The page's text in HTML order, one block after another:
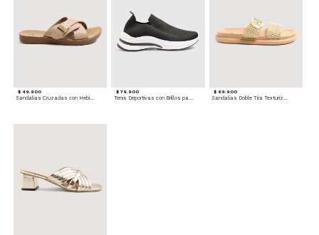
$ 49.900
Sandalias Cruzadas con Hebilla
$ 79.900
Tenis Deportivas con Brillos para mujer
$ 69.900
Sandalias Doble Tira Texturizada